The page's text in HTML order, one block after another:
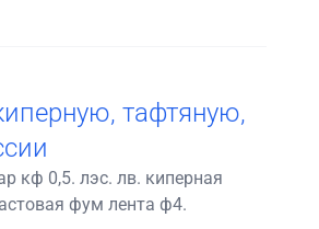
тафтяную,
кф 0,5. лэс. лв. киперная
фум лента ф4.